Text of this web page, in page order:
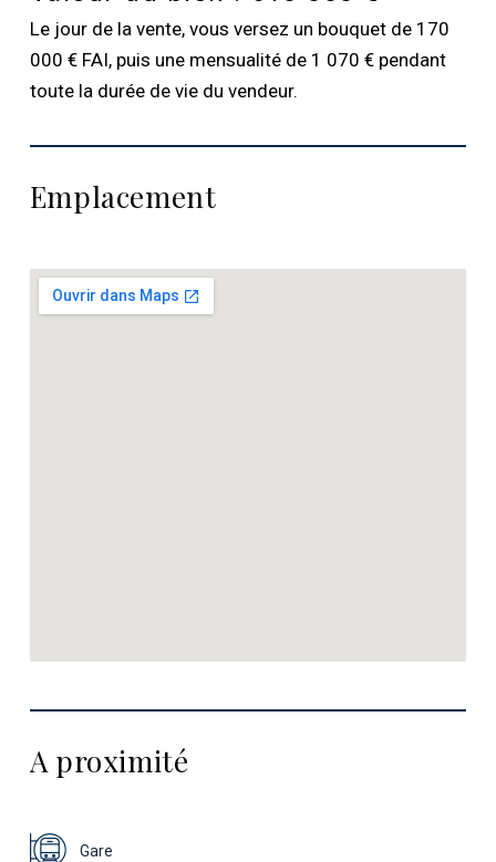
Le jour de la vente, vous versez un bouquet de 170
000 € FAI, puis une mensualité de 1 070 € pendant
toute la durée de vie du vendeur.
Emplacement
A proximité
Gare